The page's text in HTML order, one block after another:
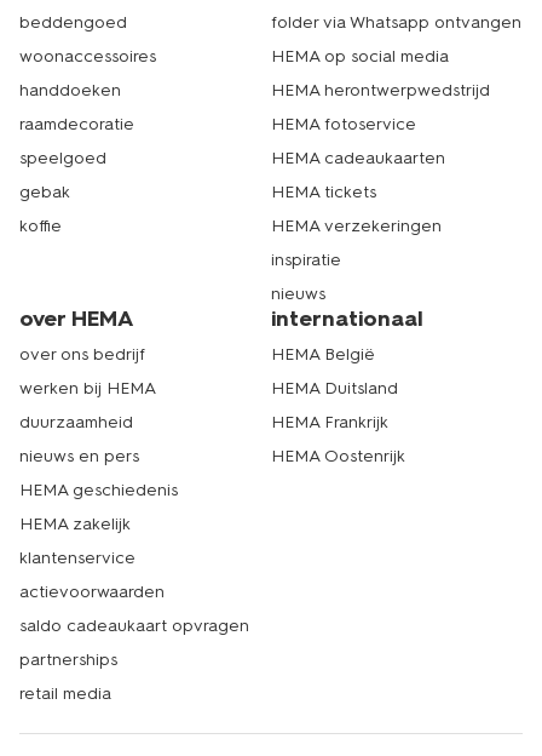
beddengoed
woonaccessoires
handdoeken
raamdecoratie
speelgoed
gebak
koffie
folder via Whatsapp ontvangen
HEMA op social media
HEMA herontwerpwedstrijd
HEMA fotoservice
HEMA cadeaukaarten
HEMA tickets
HEMA verzekeringen
inspiratie
nieuws
over HEMA
over ons bedrijf
werken bij HEMA
duurzaamheid
nieuws en pers
HEMA geschiedenis
HEMA zakelijk
klantenservice
actievoorwaarden
saldo cadeaukaart opvragen
partnerships
retail media
internationaal
HEMA België
HEMA Duitsland
HEMA Frankrijk
HEMA Oostenrijk